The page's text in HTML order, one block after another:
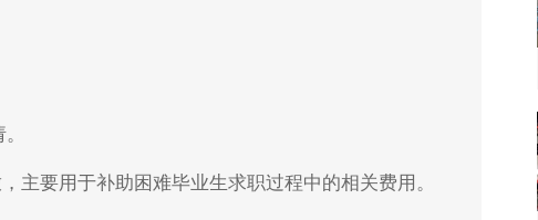
主要用于补助困难毕业生求职过程中的相关费用。